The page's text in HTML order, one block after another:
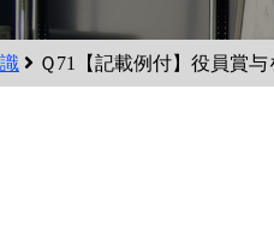
Ｑ71【記載例付】役員賞